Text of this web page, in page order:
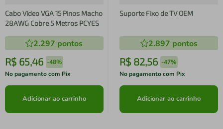
Cabo Vídeo VGA 15 Pinos Macho
28AWG Cobre 5 Metros PCYES
2.297 pontos
R$ 65,46 -48%
No pagamento com Pix
Adicionar ao carrinho
Suporte Fixo de TV OEM
2.897 pontos
R$ 82,56 -47%
No pagamento com Pix
Adicionar ao carrinho